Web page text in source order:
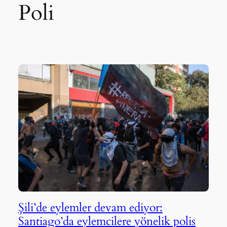
Poli
Şili’de eylemler devam ediyor:
Santiago’da eylemcilere yönelik polis